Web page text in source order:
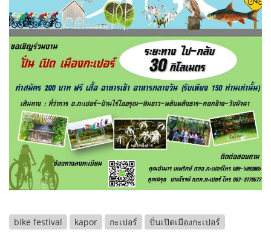
bike festival kapor กะเปอร์ ปั่นเปิดเมืองกะเปอร์